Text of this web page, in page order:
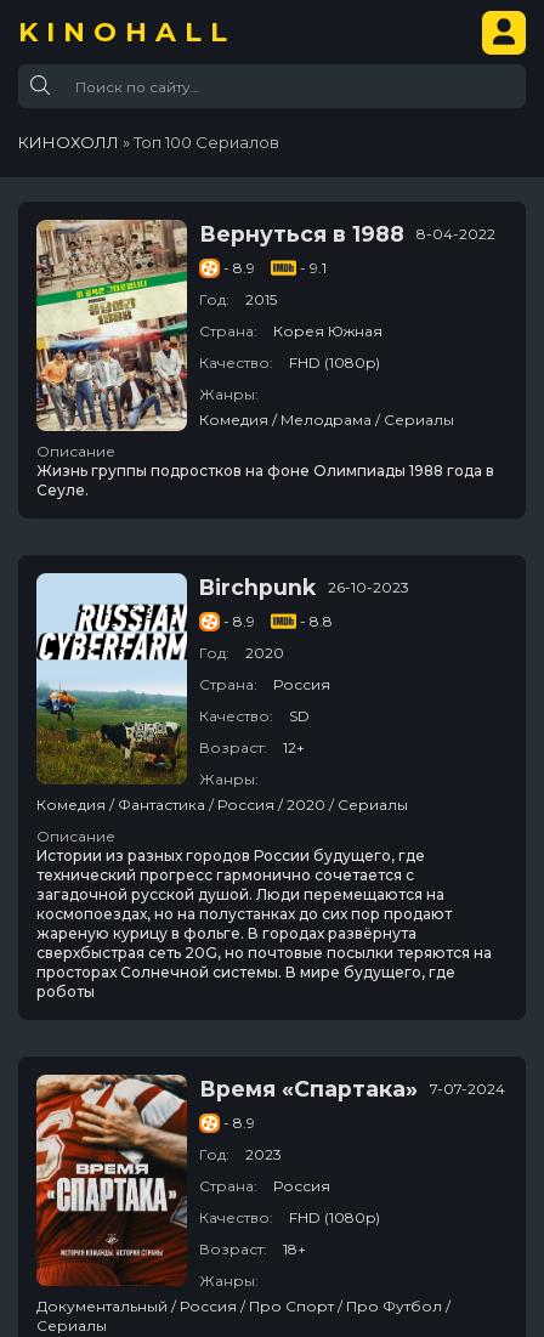
KINOHALL
КИНОХОЛЛ » Топ 100 Сериалов
Вернуться в 1988
8-04-2022
- 8.9
- 9.1
Год:
2015
Страна:
Корея Южная
Качество:
FHD (1080p)
Жанры:
Комедия / Мелодрама / Сериалы
Описание
Жизнь группы подростков на фоне Олимпиады 1988 года в
Сеуле.
Birchpunk
26-10-2023
- 8.9
- 8.8
Год:
2020
Страна:
Россия
Качество:
SD
Возраст:
12+
Жанры:
Комедия / Фантастика / Россия / 2020 / Сериалы
Описание
Истории из разных городов России будущего, где
технический прогресс гармонично сочетается с
загадочной русской душой. Люди перемещаются на
космопоездах, но на полустанках до сих пор продают
жареную курицу в фольге. В городах развёрнута
сверхбыстрая сеть 20G, но почтовые посылки теряются на
просторах Солнечной системы. В мире будущего, где
роботы
Время «Спартака»
7-07-2024
- 8.9
Год:
2023
Страна:
Россия
Качество:
FHD (1080p)
Возраст:
18+
Жанры:
Документальный / Россия / Про Спорт / Про Футбол /
Сериалы